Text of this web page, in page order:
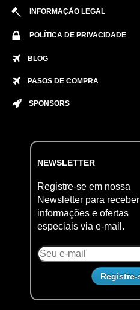
INFORMAÇÃO LEGAL
POLÍTICA DE PRIVACIDADE
BLOG
PASOS DE COMPRA
SPONSORS
NEWSLETTER
Registre-se em nossa
Newsletter para receber
informações e ofertas
especiais via e-mail.